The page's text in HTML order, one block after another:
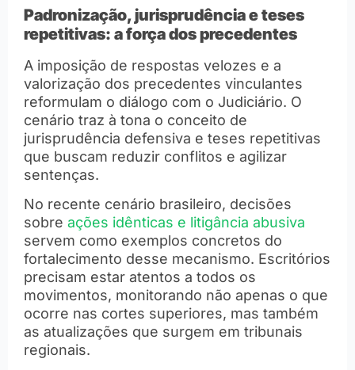
Padronização, jurisprudência e teses
repetitivas: a força dos precedentes
A imposição de respostas velozes e a
valorização dos precedentes vinculantes
reformulam o diálogo com o Judiciário. O
cenário traz à tona o conceito de
jurisprudência defensiva e teses repetitivas
que buscam reduzir conflitos e agilizar
sentenças.
No recente cenário brasileiro, decisões
sobre ações idênticas e litigância abusiva
servem como exemplos concretos do
fortalecimento desse mecanismo. Escritórios
precisam estar atentos a todos os
movimentos, monitorando não apenas o que
ocorre nas cortes superiores, mas também
as atualizações que surgem em tribunais
regionais.